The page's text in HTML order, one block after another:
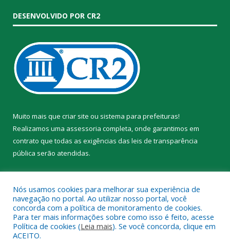
DESENVOLVIDO POR CR2
Muito mais que criar site ou sistema para prefeituras!
Realizamos uma assessoria completa, onde garantimos em
contrato que todas as exigências das leis de transparência
pública serão atendidas.
Todos os direitos reservados a Prefeitura Municipal de Trairão.
Nós usamos cookies para melhorar sua experiência de
navegação no portal. Ao utilizar nosso portal, você
concorda com a política de monitoramento de cookies.
Para ter mais informações sobre como isso é feito, acesse
Política de cookies (Leia mais). Se você concorda, clique em
ACEITO.